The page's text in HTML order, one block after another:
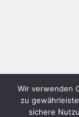
Wir verwenden
zu
sichere